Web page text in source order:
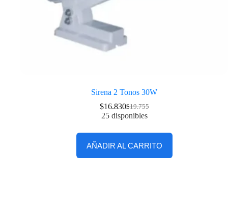
Sirena 2 Tonos 30W
$19.755
$16.830
25 disponibles
AÑADIR AL CARRITO